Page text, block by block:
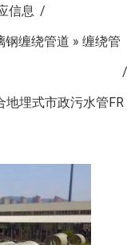
信息
钢缠绕管道 » 缠绕管
地埋式市政污水管FR